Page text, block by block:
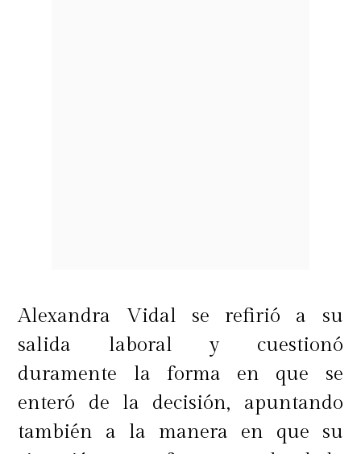
Alexandra Vidal se refirió a su
salida laboral y cuestionó
duramente la forma en que se
enteró de la decisión, apuntando
también a la manera en que su